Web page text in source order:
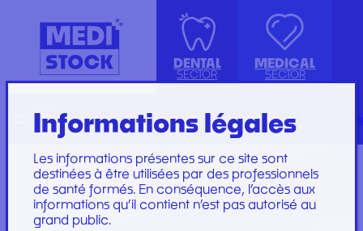
DENTAL
SECTOR
ISOLATION GOWN WITH COTTON
CUFFS
KIT INSTRUMENTS
LABORATOIRE
PLATEAU
PROTECTION
RESTORATION AND
MEDICAL
SECTOR
ACCESSORIES
INJECTION, PRÉLÈVEMENT ET
PERFUSION
CONSOMMABLES
GYNECOLOGY
PROTECTION ET HYGIÈNE
PERFUSION SET
CARE SET
SUTURE SET
CARE AND
DRESSINGS
RechercheFrançais
Informations légales
Les informations présentes sur ce site sont
destinées à être utilisées par des professionnels
de santé formés. En conséquence, l’accès aux
informations qu’il contient n’est pas autorisé au
grand public.